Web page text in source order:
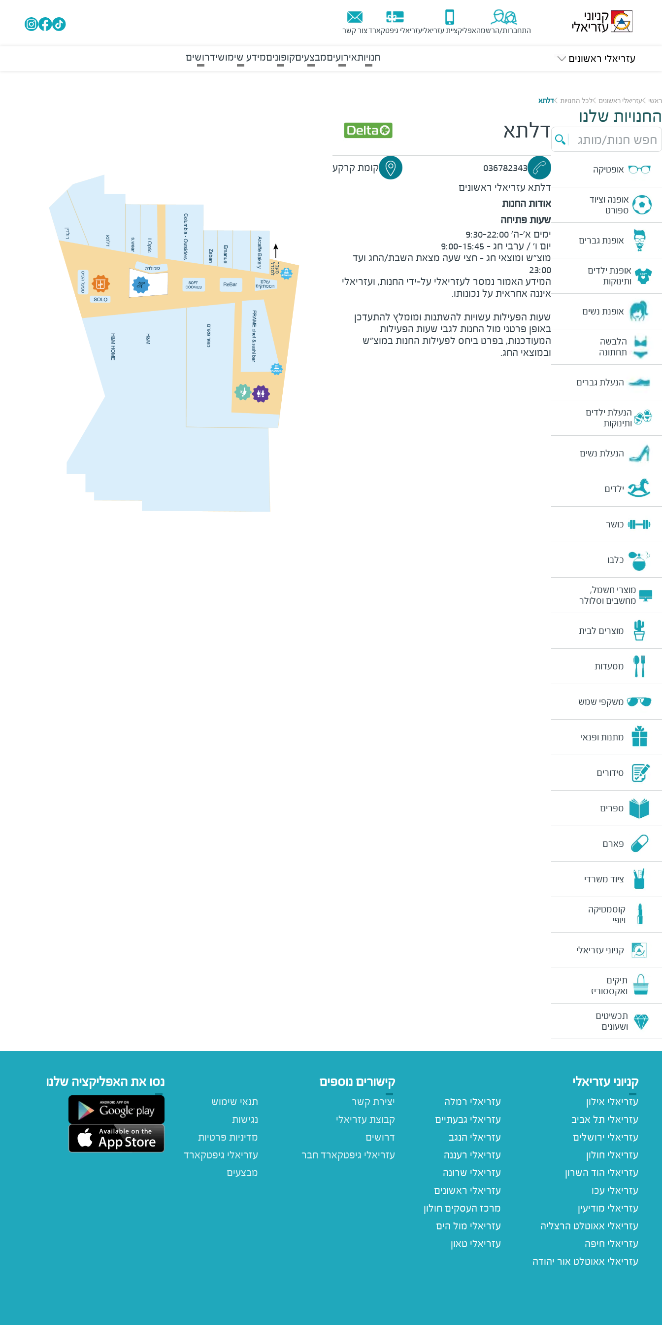
התחברות/הרשמהאפליקציית עזריאליעזריאלי גיפטקארדצור קשר
עזריאלי ראשונים חנויותאירועיםמבצעיםקופוניםמידע שימושידרושים
ראשי עזריאלי ראשונים לכל החנויות דלתא
החנויות שלנו
חפש חנות/מותג
אופטיקה
אופנה וציוד
ספורט
אופנת גברים
אופנת ילדים
ותינוקות
אופנת נשים
הלבשה
תחתונה
הנעלת גברים
הנעלת ילדים
ותינוקות
הנעלת נשים
ילדים
כושר
כלבו
מוצרי חשמל,
מחשבים וסלולר
מוצרים לבית
מסעדות
משקפי שמש
מתנות ופנאי
סידורים
ספרים
פארם
ציוד משרדי
קוסמטיקה
ויופי
קניוני עזריאלי
תיקים
ואקססוריז
תכשיטים
ושעונים
דלתא
036782343
קומת קרקע
דלתא עזריאלי ראשונים
אודות החנות
שעות פתיחה
23:00
המידע האמור נמסר לעזריאלי על-ידי החנות, ועזריאלי
שעות הפעילות עשויות להשתנות ומומלץ להתעדכן
באופן פרטני מול החנות לגבי שעות הפעילות
המעודכנות, בפרט ביחס לפעילות החנות במוצ"ש
ובמוצאי החג.
קניוני עזריאלי
עזריאלי אילון
עזריאלי תל אביב
עזריאלי ירושלים
עזריאלי חולון
עזריאלי הוד השרון
עזריאלי עכו
עזריאלי מודיעין
עזריאלי אאוטלט הרצליה
עזריאלי חיפה
עזריאלי אאוטלט אור יהודה
עזריאלי רמלה
עזריאלי גבעתיים
עזריאלי הנגב
עזריאלי רעננה
עזריאלי שרונה
עזריאלי ראשונים
מרכז העסקים חולון
עזריאלי מול הים
עזריאלי טאון
קישורים נוספים
תנאי שימוש
נגישות
מדיניות פרטיות
עזריאלי גיפטקארד
מבצעים
יצירת קשר
קבוצת עזריאלי
דרושים
נסו את האפליקציה שלנו